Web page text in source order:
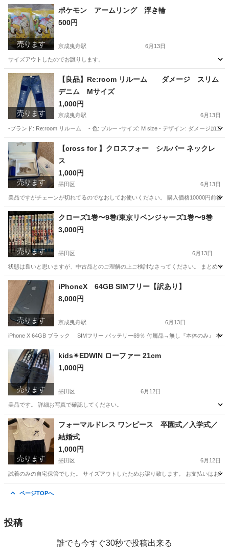
東京 墨田区 京成曳舟駅 Tシャツ NIKE
売ります
ポケモン アームリング 浮き輪
500円
京成曳舟駅 6月13日
サイズアウトしたのでお譲りします。
東京 墨田区 京成曳舟駅 キッズ用品
売ります
【良品】Re:room リルーム ダメージ スリム
デニム Mサイズ
1,000円
京成曳舟駅 6月13日
-ブランド: Re:room リルーム - 色: ブルー -サイズ: M size - デザイン: ダメージ加工 -
東京 墨田区 ジーンズ/デニム
売ります
【cross for 】クロスフォー シルバー ネックレ
ス
1,000円
墨田区 6月13日
美品ですがチェーンが切れてるのでなおしてお使いください。 購入価格10000円前後
東京 墨田区 アクセサリー クロスフォー
売ります
クローズ1巻〜9巻/東京リベンジャーズ1巻〜9巻
3,000円
墨田区 6月13日
状態は良いと思いますが、中古品とのご理解の上ご検討なさってください。 まとめて
東京 墨田区 リベンジャーズ
売ります
iPhoneX 64GB SIMフリー【訳あり】
8,000円
京成曳舟駅 6月13日
iPhone X 64GB ブラック SIMフリー バッテリー69％ 付属品→無し『本体のみ』
東京 墨田区
売ります
kids✴︎EDWIN ローファー 21cm
1,000円
墨田区 6月12日
美品です。 詳細お写真で確認してください。
東京 墨田区
売ります
フォーマルドレス ワンピース 卒園式／入学式／
結婚式
1,000円
墨田区 6月12日
試着のみの自宅保管でした。 サイズアウトしたためお譲り致します。 お支払いはお取
ページTOPへ
投稿
誰でも今すぐ30秒で投稿出来る